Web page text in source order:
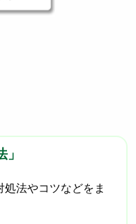
法やコツなどをま